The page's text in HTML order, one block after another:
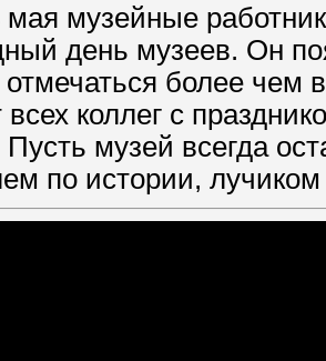
мая музейные
день музеев. Он
отмечаться более чем
всех коллег с
музей всегда
по истории,